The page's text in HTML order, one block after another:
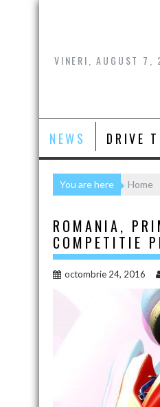
Skip
VINERI, AUGUST 7,
NEWS DRIVE
You are here Home
ROMANIA,
COMPETITIE
octombrie 24, 2016